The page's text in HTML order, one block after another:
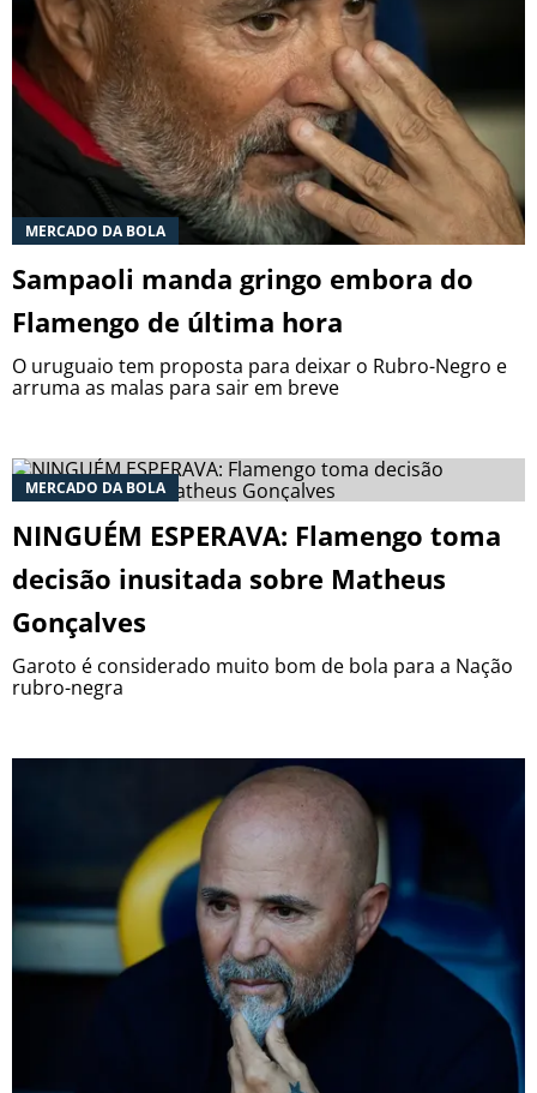
MERCADO DA BOLA
Sampaoli manda gringo embora do
Flamengo de última hora
O uruguaio tem proposta para deixar o Rubro-Negro e
arruma as malas para sair em breve
MERCADO DA BOLA
NINGUÉM ESPERAVA: Flamengo toma
decisão inusitada sobre Matheus
Gonçalves
Garoto é considerado muito bom de bola para a Nação
rubro-negra